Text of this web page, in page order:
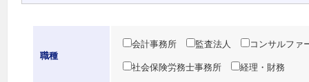
職種
会計事務所 監査法人 コンサルファ
社会保険労務士事務所 経理・財務